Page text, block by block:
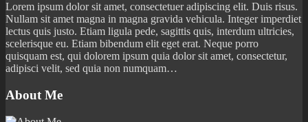
Lorem ipsum dolor sit amet, consectetuer adipiscing elit. Duis risus.
Nullam sit amet magna in magna gravida vehicula. Integer imperdiet
lectus quis justo. Etiam ligula pede, sagittis quis, interdum ultricies,
scelerisque eu. Etiam bibendum elit eget erat. Neque porro
quisquam est, qui dolorem ipsum quia dolor sit amet, consectetur,
adipisci velit, sed quia non numquam…
About Me